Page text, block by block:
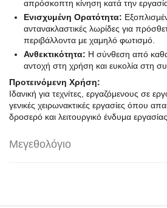
απρόσκοπτη κίνηση κατά την
Ενισχυμένη Ορατότητα:
αντανακλαστικές λωρίδες για
περιβάλλοντα με χαμηλό φωτισμό.
Ανθεκτικότητα: Η σύνθεση από
αντοχή στη χρήση και ευκολία στη
Προτεινόμενη Χρήση:
Ιδανική για τεχνίτες, εργαζόμενους σε
γενικές χειρωνακτικές εργασίες όπου
δροσερό και λειτουργικό ένδυμα εργασίας.
Μεγεθολόγιο